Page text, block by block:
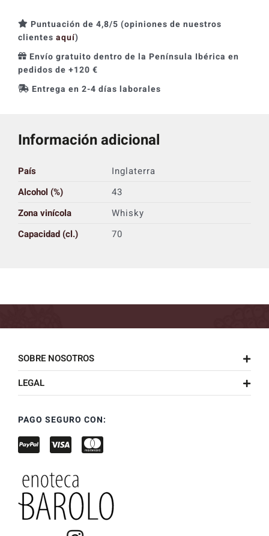
Puntuación de 4,8/5 (opiniones de nuestros
clientes aquí)
Envío gratuito dentro de la Península Ibérica en
pedidos de +120 €
Entrega en 2-4 días laborales
Información adicional
País
Inglaterra
Alcohol (%)
43
Zona vinícola
Whisky
Capacidad (cl.)
70
SOBRE NOSOTROS
LEGAL
PAGO SEGURO CON: